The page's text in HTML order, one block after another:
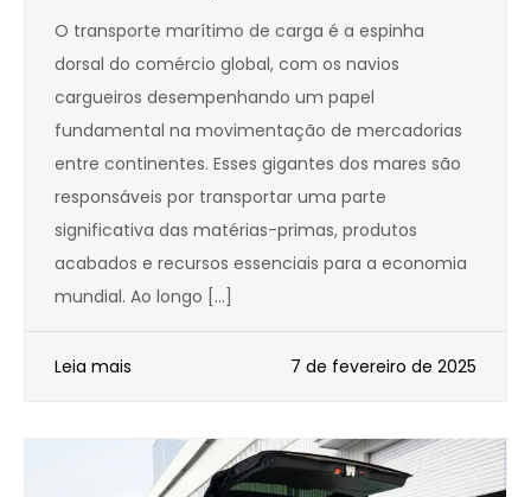
O transporte marítimo de carga é a espinha
dorsal do comércio global, com os navios
cargueiros desempenhando um papel
fundamental na movimentação de mercadorias
entre continentes. Esses gigantes dos mares são
responsáveis por transportar uma parte
significativa das matérias-primas, produtos
acabados e recursos essenciais para a economia
mundial. Ao longo […]
Leia mais 7 de fevereiro de 2025